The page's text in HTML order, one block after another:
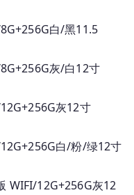
白/黑11.5
灰/白12寸
灰12寸
白/粉/绿12寸
WIFI/12G+256G灰12